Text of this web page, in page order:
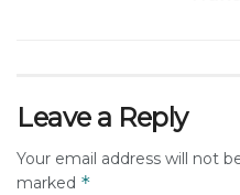
Leave a Reply
Your email address will not
marked *